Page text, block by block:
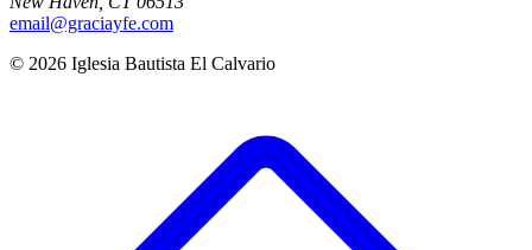
email@graciayfe.com
© 2026 Iglesia Bautista El Calvario